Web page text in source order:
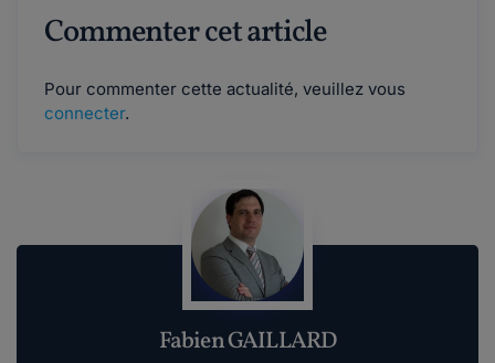
Commenter cet article
Pour commenter cette actualité, veuillez vous
connecter.
Fabien GAILLARD